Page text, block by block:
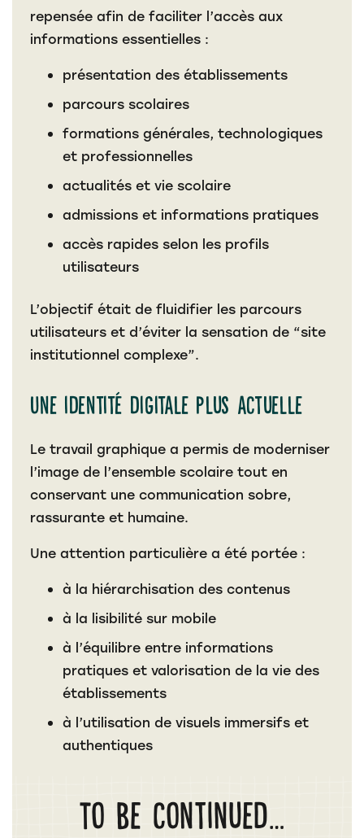
repensée afin de faciliter l’accès aux
informations essentielles :
présentation des établissements
parcours scolaires
formations générales, technologiques
et professionnelles
actualités et vie scolaire
admissions et informations pratiques
accès rapides selon les profils
utilisateurs
L’objectif était de fluidifier les parcours
utilisateurs et d’éviter la sensation de “site
institutionnel complexe”.
Une identité digitale plus actuelle
Le travail graphique a permis de moderniser
l’image de l’ensemble scolaire tout en
conservant une communication sobre,
rassurante et humaine.
Une attention particulière a été portée :
à la hiérarchisation des contenus
à la lisibilité sur mobile
à l’équilibre entre informations
pratiques et valorisation de la vie des
établissements
à l’utilisation de visuels immersifs et
authentiques
To be continued…